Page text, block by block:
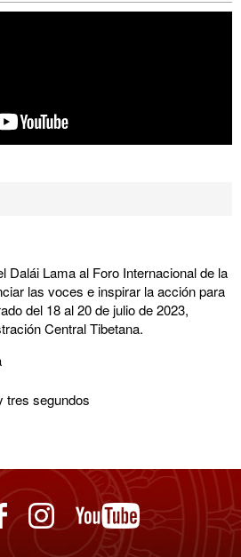
Dalái Lama al Foro Internacional de la
las voces e inspirar la acción para
del 18 al 20 de julio de 2023,
Central Tibetana.
tres segundos